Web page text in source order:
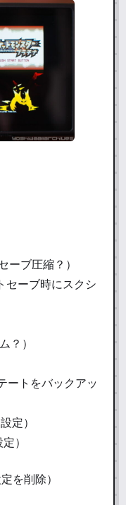
ーブ圧縮？）
セーブ時にスクシ
？）
ートをバックアッ
定）
）
を削除）